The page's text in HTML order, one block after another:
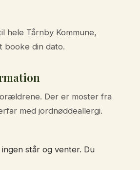
hele Tårnby Kommune,
booke din dato.
Der er moster fra
med jordnøddeallergi.
står og venter. Du